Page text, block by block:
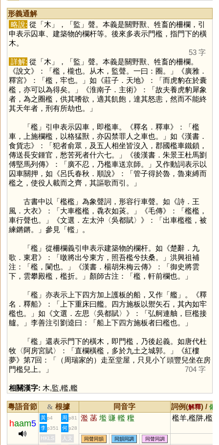
形義通解
略說: 從「木」，「監 」聲。本義是關野獸、牲畜的柵欄，引
申表示囚車、建築物的欄杆等。後來多表示門檻，指門下的橫
木。
53 字
詳解: 從「木」，「監 」聲。本義是關野獸、牲畜的柵欄。
《說文》：「檻，櫳也。从木，監聲。一曰：圈。」《廣雅．
釋宮》：「檻，牢也。」如《莊子．天地》：「而虎豹在於囊
檻，亦可以為得矣。」《淮南子．主術》：「故夫養虎豹犀象
者，為之圈檻，供其嗜欲，適其飢飽，達其怒恚，然而不能終
其天年者，刑有所劫也。」
「檻」引申表示囚車，即檻車。《釋名．釋車》：「檻
車，上施欄檻，以格猛獸，亦囚禁罪人之車也。」如《漢書．
食貨志》：「犯者俞眾，及五人相坐皆沒入，郡國檻車鐵鎖，
傳送長安鍾官，愁苦死者什六七。」《後漢書．朱景王杜馬劉
傅堅馬列傳》：「廣不忍，乃檻車送京師。」又作動詞表示以
囚車關押，如《呂氏春秋．順說》：「管子得於魯，魯束縛而
檻之，使役人載而之齊，其謳歌而引。」
古書中以「檻檻」為象聲詞，形容行車聲。如《詩．王
風．大衣》：「大車檻檻，毳衣如菼。」《毛傳》：「檻檻，
車行聲也。」《文選．左太沖〈吳都賦〉》：「出車檻檻，被
練鏘鏘。」參見「轞」。
「檻」從柵欄義引申表示建築物的欄杆。如《楚辭．九
歌．東君》：「暾將出兮東方，照吾檻兮扶桑。」洪興祖補
注：「檻，闌也。」《漢書．楊胡朱梅云傳》：「御史將雲
下，雲攀殿檻，檻折。」顏師古注：「檻，軒前欄也。」
「檻」亦表示上下四方加上護板的船，又作「艦」。《釋
名．釋船》：「上下重床曰艦。四方施板以禦矢石，其內如牢
檻也。」如《文選．左思〈吳都賦〉》：「弘舸連舳，巨檻接
艫。」李善注引劉逵曰：「船上下四方施板者曰檻也。」
「檻」還表示門下的橫木，即門檻，乃後起義。如唐代杜
牧〈阿房宮賦〉：「直欄橫檻，多於九土之城郭。」《紅樓
夢》第7回：「（周瑞家的）走至堂屋，只見小丫頭豐兒坐在房
門檻兒上。」
704 字
相關漢字: 木,監,轞,艦
粵語音節 & 根據 同音字 詞例(解釋) / 備
haam5
黃 p4 周 p81 濫 菡 壏 豏 轞 糮 檻羊,檻阱,檻
李 p351 何 p28
HKLS 人文 同聲同韻 同韻同調 同聲同調